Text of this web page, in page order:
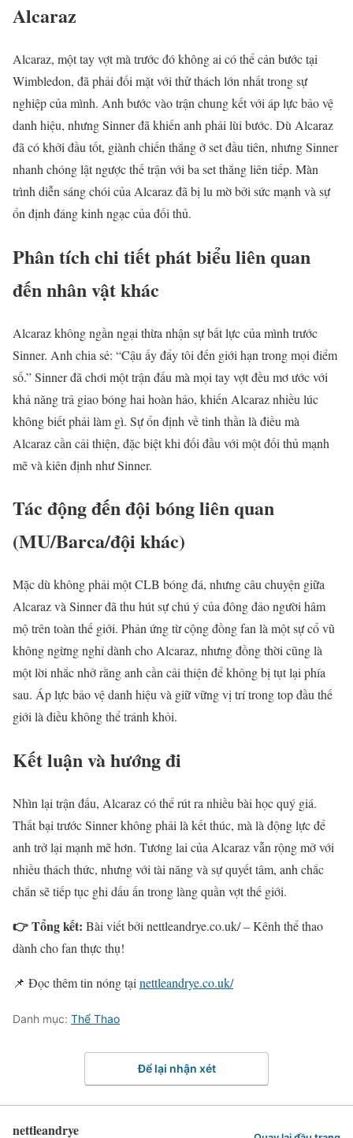
Alcaraz
Alcaraz, một tay vợt mà trước đó không ai có thể cản bước tại
Wimbledon, đã phải đối mặt với thử thách lớn nhất trong sự
nghiệp của mình. Anh bước vào trận chung kết với áp lực bảo vệ
danh hiệu, nhưng Sinner đã khiến anh phải lùi bước. Dù Alcaraz
đã có khởi đầu tốt, giành chiến thắng ở set đầu tiên, nhưng Sinner
nhanh chóng lật ngược thế trận với ba set thắng liên tiếp. Màn
trình diễn sáng chói của Alcaraz đã bị lu mờ bởi sức mạnh và sự
ổn định đáng kinh ngạc của đối thủ.
Phân tích chi tiết phát biểu liên quan
đến nhân vật khác
Alcaraz không ngần ngại thừa nhận sự bất lực của mình trước
Sinner. Anh chia sẻ: “Cậu ấy đẩy tôi đến giới hạn trong mọi điểm
số.” Sinner đã chơi một trận đấu mà mọi tay vợt đều mơ ước với
khả năng trả giao bóng hai hoàn hảo, khiến Alcaraz nhiều lúc
không biết phải làm gì. Sự ổn định về tinh thần là điều mà
Alcaraz cần cải thiện, đặc biệt khi đối đầu với một đối thủ mạnh
mẽ và kiên định như Sinner.
Tác động đến đội bóng liên quan
(MU/Barca/đội khác)
Mặc dù không phải một CLB bóng đá, nhưng câu chuyện giữa
Alcaraz và Sinner đã thu hút sự chú ý của đông đảo người hâm
mộ trên toàn thế giới. Phản ứng từ cộng đồng fan là một sự cổ vũ
không ngừng nghỉ dành cho Alcaraz, nhưng đồng thời cũng là
một lời nhắc nhở rằng anh cần cải thiện để không bị tụt lại phía
sau. Áp lực bảo vệ danh hiệu và giữ vững vị trí trong top đầu thế
giới là điều không thể tránh khỏi.
Kết luận và hướng đi
Nhìn lại trận đấu, Alcaraz có thể rút ra nhiều bài học quý giá.
Thất bại trước Sinner không phải là kết thúc, mà là động lực để
anh trở lại mạnh mẽ hơn. Tương lai của Alcaraz vẫn rộng mở với
nhiều thách thức, nhưng với tài năng và sự quyết tâm, anh chắc
chắn sẽ tiếp tục ghi dấu ấn trong làng quần vợt thế giới.
👉 Tổng kết: Bài viết bởi nettleandrye.co.uk/ – Kênh thể thao
dành cho fan thực thụ!
📌 Đọc thêm tin nóng tại nettleandrye.co.uk/
Danh mục: Thể Thao
Để lại nhận xét
nettleandrye